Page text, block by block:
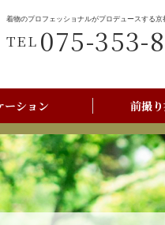
着物のプロフェッショナルがプロデュースする京
TEL 075-353-
ーション 前撮
京都美翔苑店舗情報